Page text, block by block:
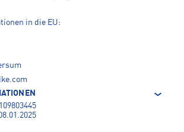
in die EU: